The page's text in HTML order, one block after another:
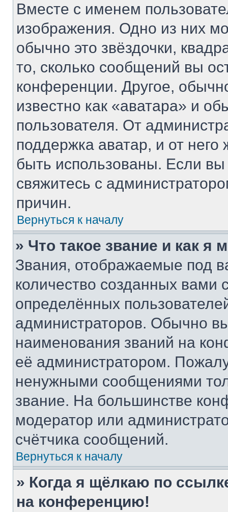
Вместе с именем
изображения. Одно из них
обычно это звёздочки,
то, сколько сообщений вы
конференции. Другое,
известно как «аватара» и
пользователя. От
поддержка аватар, и от него
быть использованы. Если
свяжитесь с
причин.
Вернуться к началу
» Что такое звание и как я
Звания, отображаемые под
количество созданных
определённых
администраторов. Обычно
наименования званий на
её администратором.
ненужными сообщениями
звание. На большинстве
модератор или
счётчика сообщений.
Вернуться к началу
» Когда я щёлкаю по
на конференцию!